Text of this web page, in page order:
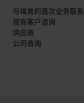
与埃肯的首次业务联系
现有客户咨询
供应商
公司咨询